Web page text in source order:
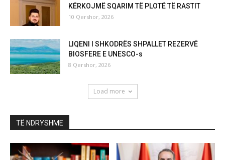
KËRKOJMË SQARIM TË PLOTË TË RASTIT
10 Qershor, 2026
LIQENI I SHKODRËS SHPALLET REZERVË
BIOSFERE E UNESCO-s
8 Qershor, 2026
Load more
TË NDRYSHME